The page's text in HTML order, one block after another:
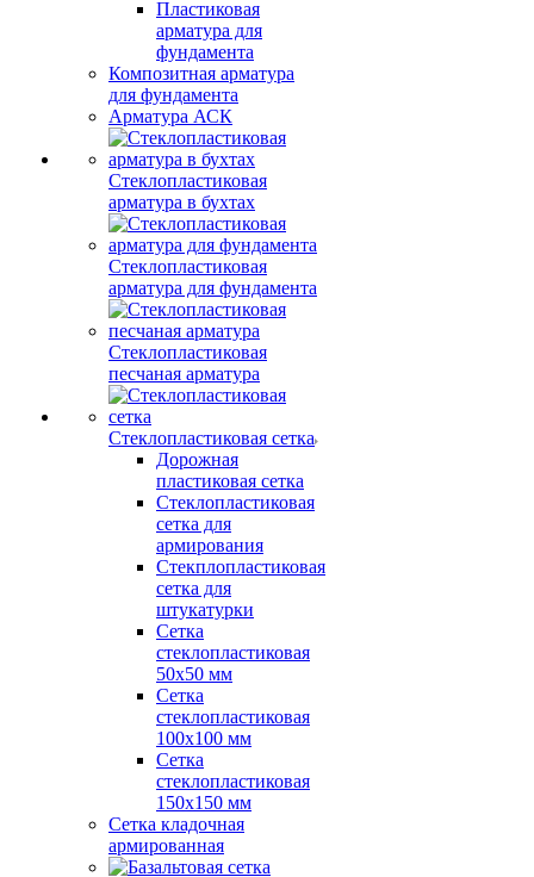
Пластиковая
арматура для
фундамента
Композитная арматура
для фундамента
Арматура АСК
Стеклопластиковая
арматура в бухтах
Стеклопластиковая
арматура для фундамента
Стеклопластиковая
песчаная арматура
Стеклопластиковая сетка
Дорожная
пластиковая сетка
Стеклопластиковая
сетка для
армирования
Стекплопластиковая
сетка для
штукатурки
Сетка
стеклопластиковая
50x50 мм
Сетка
стеклопластиковая
100x100 мм
Сетка
стеклопластиковая
150x150 мм
Сетка кладочная
армированная